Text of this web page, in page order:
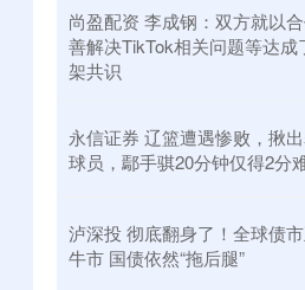
尚盈配资 李成钢：双方就以
善解决TikTok相关问题等达成
架共识
永信证券 辽篮遭遇惨败，揪
球员，鄢手骐20分钟仅得2分
泸深投 彻底翻身了！全球债
牛市 国债依然“拖后腿”